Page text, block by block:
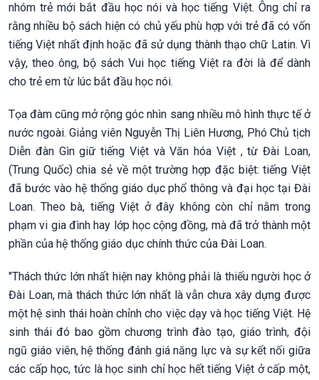
nhóm trẻ mới bắt đầu học nói và học tiếng Việt. Ông chỉ ra
rằng nhiều bộ sách hiện có chủ yếu phù hợp với trẻ đã có vốn
tiếng Việt nhất định hoặc đã sử dụng thành thạo chữ Latin. Vì
vậy, theo ông, bộ sách Vui học tiếng Việt ra đời là để dành
cho trẻ em từ lúc bắt đầu học nói.
Tọa đàm cũng mở rộng góc nhìn sang nhiều mô hình thực tế ở
nước ngoài. Giảng viên Nguyễn Thị Liên Hương, Phó Chủ tịch
Diễn đàn Gìn giữ tiếng Việt và Văn hóa Việt , từ Đài Loan,
(Trung Quốc) chia sẻ về một trường hợp đặc biệt: tiếng Việt
đã bước vào hệ thống giáo dục phổ thông và đại học tại Đài
Loan. Theo bà, tiếng Việt ở đây không còn chỉ nằm trong
phạm vi gia đình hay lớp học cộng đồng, mà đã trở thành một
phần của hệ thống giáo dục chính thức của Đài Loan.
"Thách thức lớn nhất hiện nay không phải là thiếu người học ở
Đài Loan, mà thách thức lớn nhất là vẫn chưa xây dựng được
một hệ sinh thái hoàn chỉnh cho việc dạy và học tiếng Việt. Hệ
sinh thái đó bao gồm chương trình đào tạo, giáo trình, đội
ngũ giáo viên, hệ thống đánh giá năng lực và sự kết nối giữa
các cấp học, tức là học sinh chỉ học hết tiếng Việt ở cấp một,